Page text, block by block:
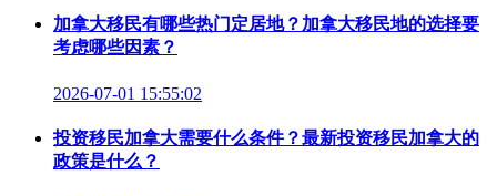
加拿大移民有哪些热门定居地？加拿大移民地的选择要
考虑哪些因素？
2026-07-01 15:55:02
投资移民加拿大需要什么条件？最新投资移民加拿大的
政策是什么？